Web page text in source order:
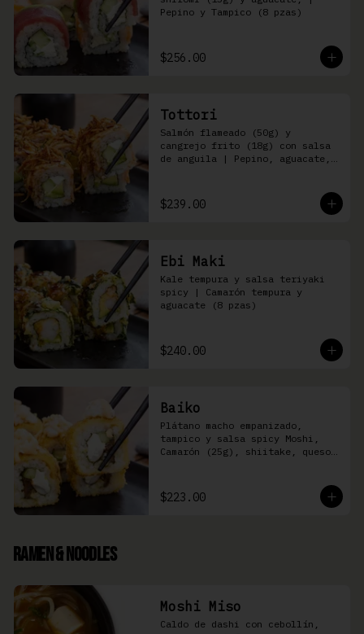
Pepino y Tampico (8 pzas)
$256.00
Tottori
Salmón flameado (50g) y
cangrejo frito (18g) con salsa
de anguila | Pepino, aguacate,
$239.00
Ebi Maki
Kale tempura y salsa teriyaki
spicy | Camarón tempura y
aguacate (8 pzas)
$240.00
Baiko
Plátano macho empanizado,
tampico y salsa spicy Moshi,
Camarón (25g), shiitake, queso
$223.00
Ramen & Noodles
Moshi Miso
Caldo de dashi con cebollín,